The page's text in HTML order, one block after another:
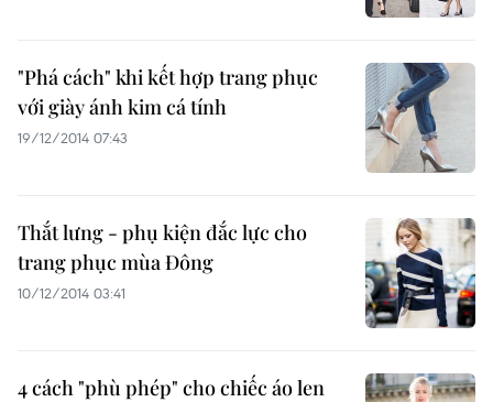
"Phá cách" khi kết hợp trang phục
với giày ánh kim cá tính
19/12/2014 07:43
Thắt lưng - phụ kiện đắc lực cho
trang phục mùa Đông
10/12/2014 03:41
4 cách "phù phép" cho chiếc áo len